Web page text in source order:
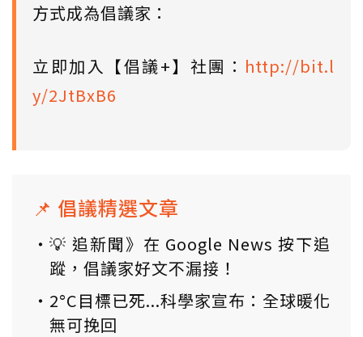
方式成為倡議家：
立即加入【倡議+】社團： http://bit.l
y/2JtBxB6
📌 倡議精選文章
💡 追新聞》在 Google News 按下追
蹤，倡議家好文不漏接！
2°C目標已死...科學家宣布：全球暖化
無可挽回